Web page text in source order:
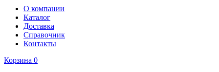
О компании
Каталог
Доставка
Справочник
Контакты
Корзина 0